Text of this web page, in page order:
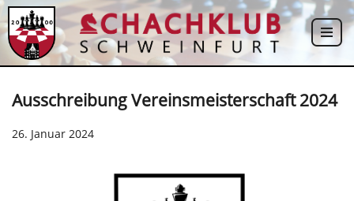
Zum
Inhalt
Ausschreibung Vereinsmeisterschaft 2024
26. Januar 2024